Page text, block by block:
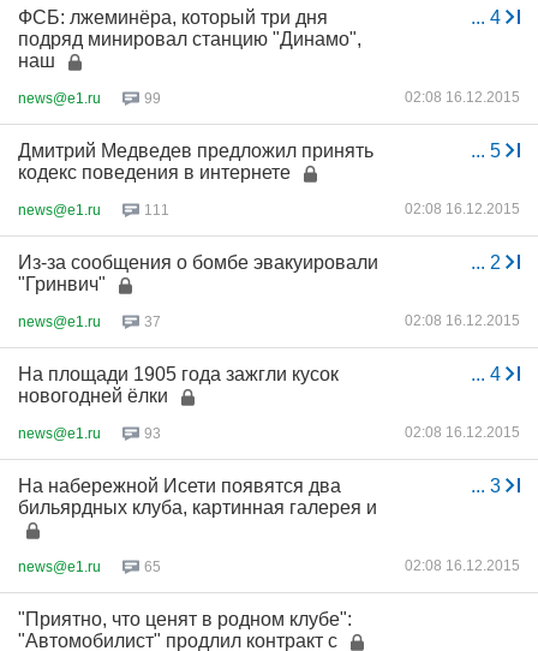
... 4
ФСБ: лжеминёра, который три дня
подряд минировал станцию "Динамо",
наш
news@e1.ru 99 02:08 16.12.2015
... 5
Дмитрий Медведев предложил принять
кодекс поведения в интернете
news@e1.ru 111 02:08 16.12.2015
... 2
Из-за сообщения о бомбе эвакуировали
"Гринвич"
news@e1.ru 37 02:08 16.12.2015
... 4
На площади 1905 года зажгли кусок
новогодней ёлки
news@e1.ru 93 02:08 16.12.2015
... 3
На набережной Исети появятся два
бильярдных клуба, картинная галерея и
news@e1.ru 65 02:08 16.12.2015
"Приятно, что ценят в родном клубе":
"Автомобилист" продлил контракт с